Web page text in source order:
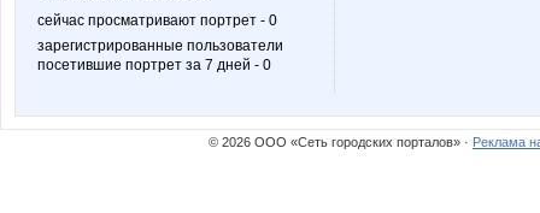
сейчас просматривают портрет - 0
зарегистрированные пользователи
посетившие портрет за 7 дней - 0
© 2026 ООО «Сеть городских порталов» · Реклама